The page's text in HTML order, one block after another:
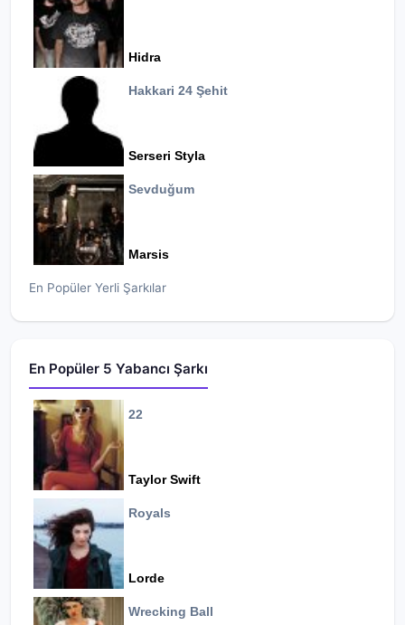
Hidra
Hakkari 24 Şehit
Serseri Styla
Sevduğum
Marsis
En Popüler Yerli Şarkılar
En Popüler 5 Yabancı Şarkı
22
Taylor Swift
Royals
Lorde
Wrecking Ball